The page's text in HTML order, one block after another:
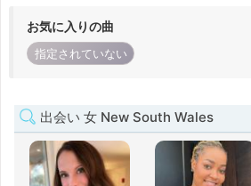
お気に入りの曲
指定されていない
出会い 女 New South Wales